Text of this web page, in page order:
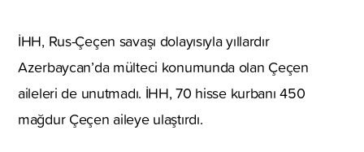
İHH, Rus-Çeçen savaşı dolayısıyla yıllardır
Azerbaycan’da mülteci konumunda olan Çeçen
aileleri de unutmadı. İHH, 70 hisse kurbanı 450
mağdur Çeçen aileye ulaştırdı.